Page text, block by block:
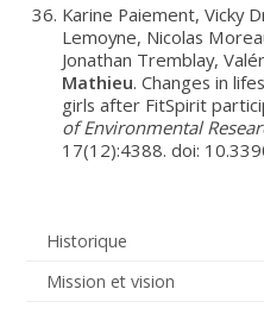
Historique
Mission et vision
Karine Paiement, Vicky
Lemoyne, Nicolas
Jonathan Tremblay,
Mathieu. Changes in
girls after FitSpirit
of Environmental
17(12):4388. doi: